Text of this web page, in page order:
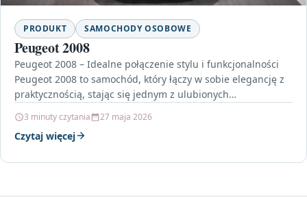
PRODUKT SAMOCHODY OSOBOWE
Peugeot 2008
Peugeot 2008 – Idealne połączenie stylu i funkcjonalności
Peugeot 2008 to samochód, który łączy w sobie elegancję z
praktycznością, stając się jednym z ulubionych…
3 minuty czytania 27 maja 2026
Czytaj więcej